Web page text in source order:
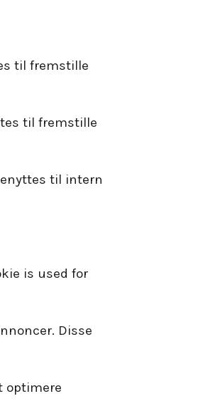
til fremstille
til fremstille
til intern
is used for
Disse
optimere